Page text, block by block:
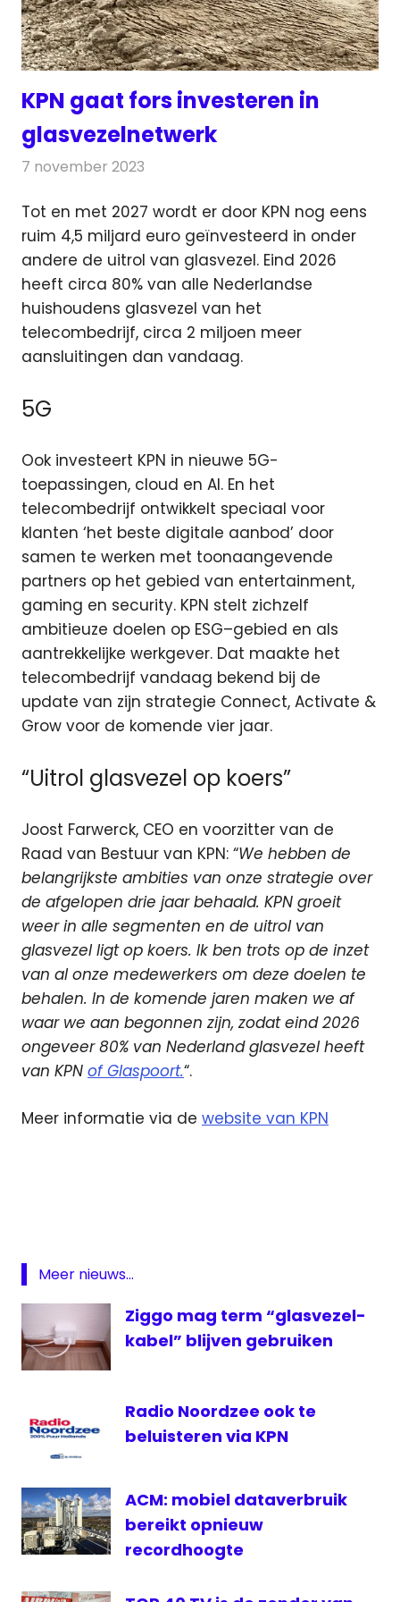
KPN gaat fors investeren in
glasvezelnetwerk
7 november 2023
Tot en met 2027 wordt er door KPN nog eens
ruim 4,5 miljard euro geïnvesteerd in onder
andere de uitrol van glasvezel. Eind 2026
heeft circa 80% van alle Nederlandse
huishoudens glasvezel van het
telecombedrijf, circa 2 miljoen meer
aansluitingen dan vandaag.
5G
Ook investeert KPN in nieuwe 5G-
toepassingen, cloud en AI. En het
telecombedrijf ontwikkelt speciaal voor
klanten ‘het beste digitale aanbod’ door
samen te werken met toonaangevende
partners op het gebied van entertainment,
gaming en security. KPN stelt zichzelf
ambitieuze doelen op ESG–gebied en als
aantrekkelijke werkgever. Dat maakte het
telecombedrijf vandaag bekend bij de
update van zijn strategie Connect, Activate &
Grow voor de komende vier jaar.
“Uitrol glasvezel op koers”
Joost Farwerck, CEO en voorzitter van de
Raad van Bestuur van KPN: “We hebben de
belangrijkste ambities van onze strategie over
de afgelopen drie jaar behaald. KPN groeit
weer in alle segmenten en de uitrol van
glasvezel ligt op koers. Ik ben trots op de inzet
van al onze medewerkers om deze doelen te
behalen. In de komende jaren maken we af
waar we aan begonnen zijn, zodat eind 2026
ongeveer 80% van Nederland glasvezel heeft
van KPN of Glaspoort.“.
Meer informatie via de website van KPN
Meer nieuws...
Ziggo mag term “glasvezel-
kabel” blijven gebruiken
Radio Noordzee ook te
beluisteren via KPN
ACM: mobiel dataverbruik
bereikt opnieuw
recordhoogte